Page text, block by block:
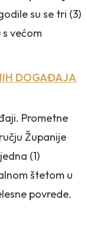
su se tri (3)
većom
DOGAĐAJA
Prometne
Županije
(1)
štetom u
povrede.